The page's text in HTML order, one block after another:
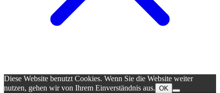
Diese Website benutzt Cookies. Wenn Sie die Website weiter
nutzen, gehen wir von Ihrem Einverständnis aus. OK